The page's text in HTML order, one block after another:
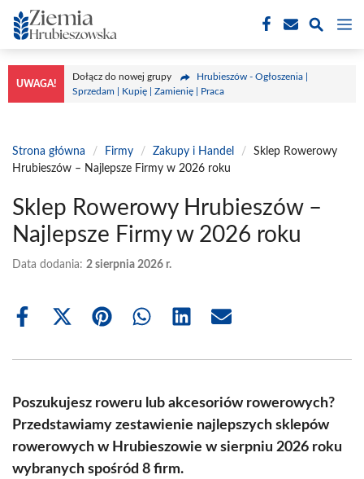
Przejdź
do
treści
UWAGA!
Dołącz do nowej grupy
Hrubieszów - Ogłoszenia |
Sprzedam | Kupię | Zamienię | Praca
Strona główna / Firmy / Zakupy i Handel /
Sklep Rowerowy
Hrubieszów – Najlepsze Firmy w 2026 roku
Sklep Rowerowy Hrubieszów –
Najlepsze Firmy w 2026 roku
Data dodania: 2 sierpnia 2026 r.
Share
Share
(Twitter)
Share Share Share Share
Poszukujesz roweru lub akcesoriów rowerowych?
Przedstawiamy zestawienie najlepszych sklepów
rowerowych w Hrubieszowie w sierpniu 2026 roku
wybranych spośród 8 firm.